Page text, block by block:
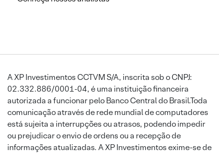
A XP Investimentos CCTVM S/A, inscrita sob o CNPJ:
02.332.886/0001-04, é uma instituição financeira
autorizada a funcionar pelo Banco Central do Brasil.Toda
comunicação através de rede mundial de computadores
está sujeita a interrupções ou atrasos, podendo impedir
ou prejudicar o envio de ordens ou a recepção de
informações atualizadas. A XP Investimentos exime-se de